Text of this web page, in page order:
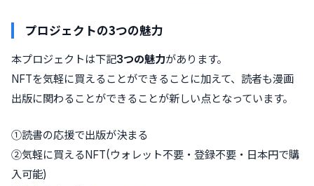
プロジェクトの3つの魅力
本プロジェクトは下記3つの魅力があります。
NFTを気軽に買えることができることに加えて、読者も漫画
出版に関わることができることが新しい点となっています。
①読書の応援で出版が決まる
②気軽に買えるNFT(ウォレット不要・登録不要・日本円で購
入可能)